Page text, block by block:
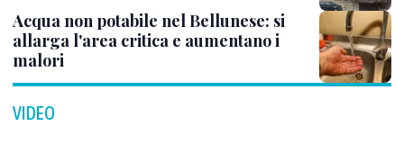
Acqua non potabile nel Bellunese: si
allarga l'area critica e aumentano i
malori
VIDEO